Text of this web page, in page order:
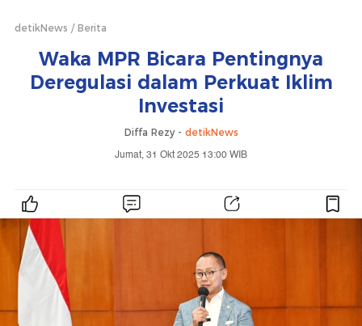
detikNews Berita
Waka MPR Bicara Pentingnya
Deregulasi dalam Perkuat Iklim
Investasi
Diffa Rezy - detikNews
Jumat, 31 Okt 2025 13:00 WIB